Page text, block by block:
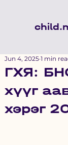
ГХЯ:
хүүг
хэрэг
Jun 4, 2025 1 min